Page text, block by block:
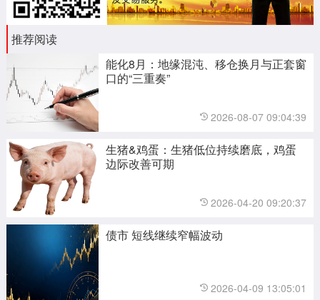
推荐阅读
能化8月：地缘混沌、移仓换月与正套窗
口的“三重奏”
2026-08-07 09:04:39
生猪&鸡蛋：生猪低位持续磨底，鸡蛋
边际改善可期
2026-04-20 09:20:37
债市 短线继续窄幅波动
2026-04-09 13:05:01